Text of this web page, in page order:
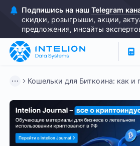
Подпишись на наш Telegram
скидки, розыгрыши, акции,
предложения, инсайты
Кошельки для Биткоина: как и